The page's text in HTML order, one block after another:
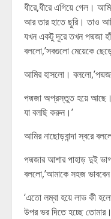
ধীরে,ধীরে এগিয়ে গেল।
আর তার হাতে ছুরি। তাও
যখন একটু দূরে তখন পদ্মজা
বললো,’সবগুলো মেয়েকে
আমির হাসলো।
পদ্মজা অপ্রস্তুত হয়ে আছে।
যা বলছি করুন।’
আমির নাছোড়বান্দা স্বরে
পদ্মজার আশার পাহাড় দুই
বললো,’আমাকে সহজ
‘এতো লম্বা হয়ে লাভ কী
উপর ভর দিতে হচ্ছে